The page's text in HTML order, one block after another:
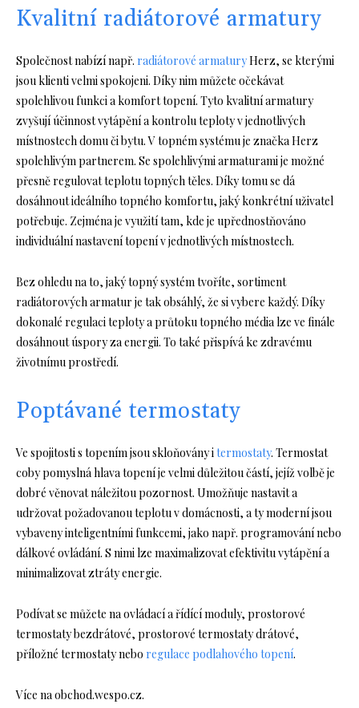
Kvalitní radiátorové armatury
Společnost nabízí např. radiátorové armaturyHerz, se kterými
jsou klienti velmi spokojeni. Díky nim můžete očekávat
spolehlivou funkci a komfort topení. Tyto kvalitní armatury
zvyšují účinnost vytápění a kontrolu teploty v jednotlivých
místnostech domu či bytu. V topném systému je značka Herz
spolehlivým partnerem. Se spolehlivými armaturami je možné
přesně regulovat teplotu topných těles. Díky tomu se dá
dosáhnout ideálního topného komfortu, jaký konkrétní uživatel
potřebuje. Zejména je využití tam, kde je upřednostňováno
individuální nastavení topení v jednotlivých místnostech.
Bez ohledu na to, jaký topný systém tvoříte, sortiment
radiátorových armatur je tak obsáhlý, že si vybere každý. Díky
dokonalé regulaci teploty a průtoku topného média lze ve finále
dosáhnout úspory za energii. To také přispívá ke zdravému
životnímu prostředí.
Poptávané termostaty
Ve spojitosti s topením jsou skloňovány itermostaty. Termostat
coby pomyslná hlava topení je velmi důležitou částí, jejíž volbě je
dobré věnovat náležitou pozornost. Umožňuje nastavit a
udržovat požadovanou teplotu v domácnosti, a ty moderní jsou
vybaveny inteligentními funkcemi, jako např. programování nebo
dálkové ovládání. S nimi lze maximalizovat efektivitu vytápění a
minimalizovat ztráty energie.
Podívat se můžete na ovládací a řídící moduly, prostorové
termostaty bezdrátové, prostorové termostaty drátové,
příložné termostaty nebo regulace podlahového topení.
Více na obchod.wespo.cz.